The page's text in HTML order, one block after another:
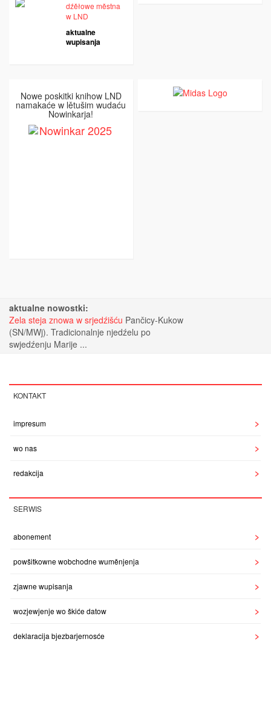
dźěłowe městna
w LND
aktualne
wupisanja
Nowe poskitki knihow LND
namakaće w lětušim wudaću
Nowinkarja!
aktualne nowostki:
Zela steja znowa w srjedźišću Pančicy-Kukow
(SN/MWj). Tradicionalnje njedźelu po
swjedźenju Marije ...
KONTAKT
impresum
wo nas
redakcija
SERWIS
abonement
powšitkowne wobchodne wuměnjenja
zjawne wupisanja
wozjewjenje wo škiće datow
deklaracija bjezbarjernosće